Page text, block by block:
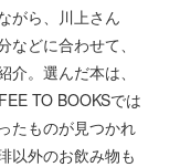
がら、川上さん
どに合わせて、
。選んだ本は、
TO BOOKSでは
たものが見つかれ
以外のお飲み物も